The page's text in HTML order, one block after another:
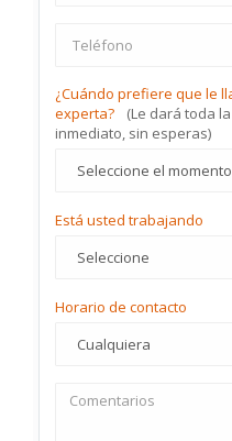
¿Cuándo prefiere que le
experta?
(Le dará toda
inmediato, sin esperas)
Está usted trabajando
Horario de contacto